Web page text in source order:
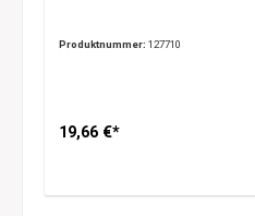
Produktnummer: 127710
19,66 €*